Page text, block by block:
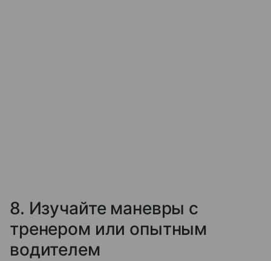
8. Изучайте маневры с
тренером или опытным
водителем